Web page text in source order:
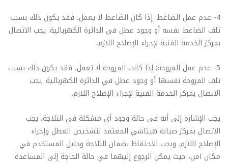
4- عدم عمل الضاغط: إذا كان الضاغط لا يعمل، فقد يكون ذلك بسبب
تلف الضاغط نفسه أو وجود عطل في الدائرة الكهربائية. يجب الاتصال
بمركز الخدمة الفنية لإجراء الإصلاح اللازم.
5- عدم عمل المروحة: إذا كانت المروحة لا تعمل، فقد يكون ذلك بسبب
تلف المروحة نفسها أو وجود عطل في الدائرة الكهربائية. يجب
الاتصال بمركز الخدمة الفنية لإجراء الإصلاح اللازم.
يجب الإشارة إلى أنه في حالة وجود أي مشكلة في الثلاجة، يجب
الاتصال بمركز صيانة هيتاشي المعتمد لتشخيص العطل وإجراء
الإصلاح اللازم. ويجب الاحتفاظ بضمان الثلاجة ودليل المستخدم في
مكان آمن، حيث يمكن الرجوع إليهما في حالة الحاجة إلى المساعدة.